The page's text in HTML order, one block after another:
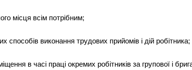
місця всім потрібним;
способів виконання трудових прийомів і дій робітника;
в часі праці окремих робітників за групової і